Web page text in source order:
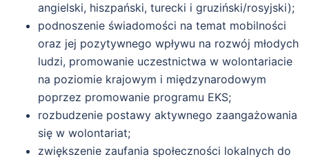
angielski, hiszpański, turecki i gruziński/rosyjski);
podnoszenie świadomości na temat mobilności
oraz jej pozytywnego wpływu na rozwój młodych
ludzi, promowanie uczestnictwa w wolontariacie
na poziomie krajowym i międzynarodowym
poprzez promowanie programu EKS;
rozbudzenie postawy aktywnego zaangażowania
się w wolontariat;
zwiększenie zaufania społeczności lokalnych do